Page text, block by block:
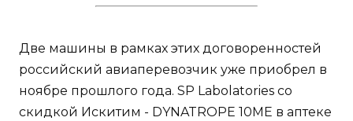
Две машины в рамках этих договоренностей
российский авиаперевозчик уже приобрел в
ноябре прошлого года. SP Labolatories со
скидкой Искитим - DYNATROPE 10ME в аптеке